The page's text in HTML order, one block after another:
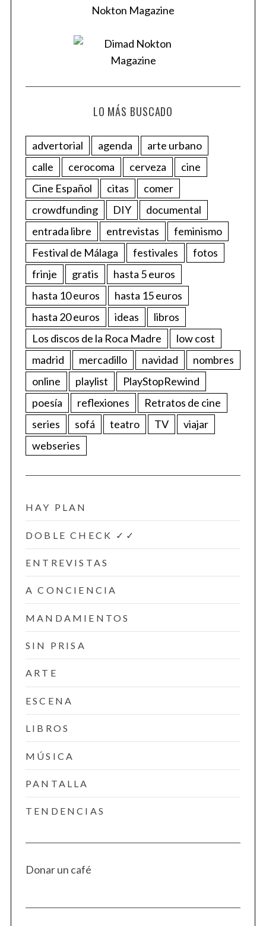
LO MÁS BUSCADO
advertorial agenda
arte urbano
calle
cerocoma cerveza
cine
Cine Español
citas
comer
crowdfunding
DIY
documental
entrada libre
entrevistas
feminismo
Festival de Málaga
festivales
fotos
frinje
gratis
hasta 5 euros
hasta 10 euros
hasta 15 euros
hasta 20 euros
ideas
libros
Los discos de la Roca Madre
low cost
madrid
mercadillo navidad
nombres
online
playlist
PlayStopRewind
poesía
reflexiones
Retratos de cine
series
sofá teatro TV
viajar
webseries
HAY PLAN
DOBLE CHECK ✓✓
ENTREVISTAS
A CONCIENCIA
MANDAMIENTOS
SIN PRISA
ARTE
ESCENA
LIBROS
MÚSICA
PANTALLA
TENDENCIAS
Donar un café